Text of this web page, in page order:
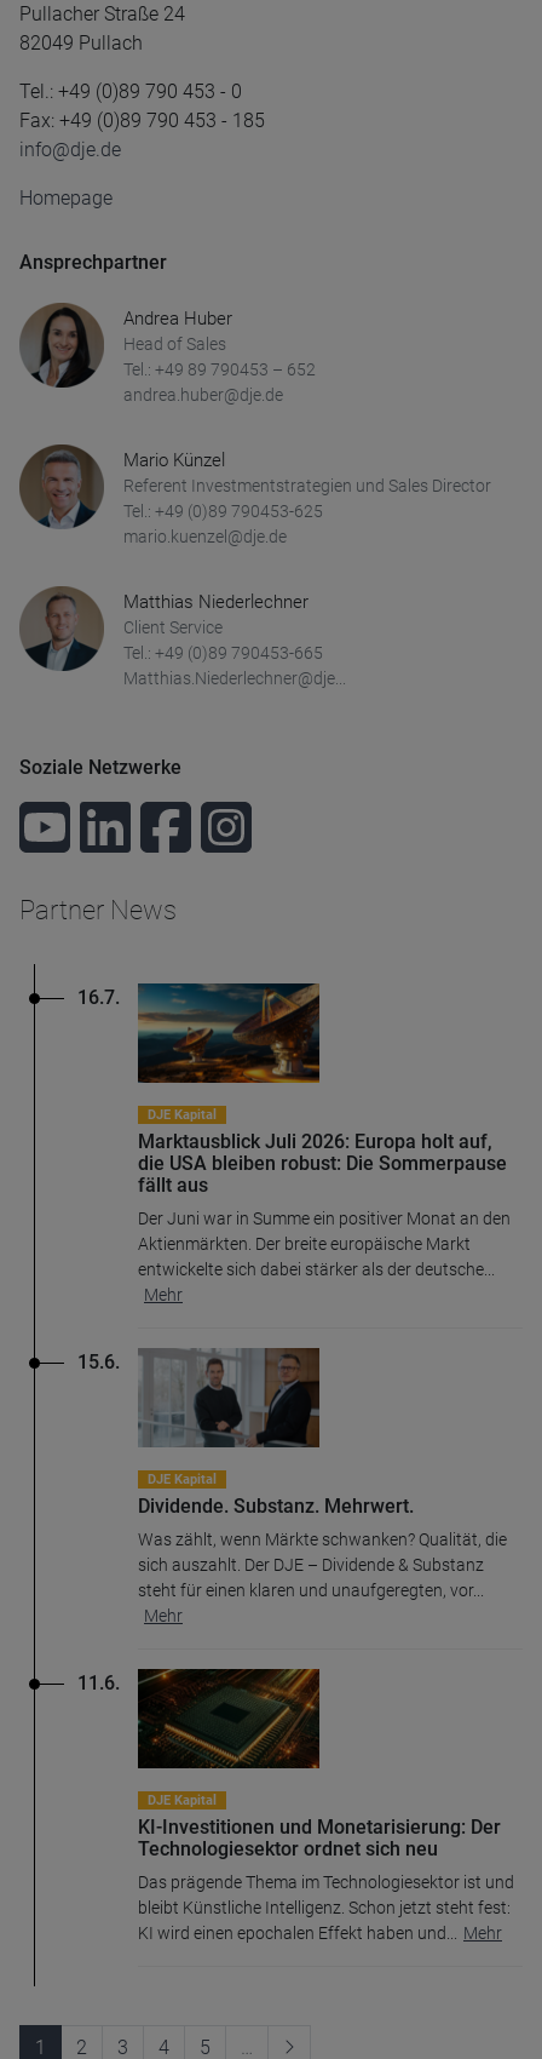
Pullacher Straße 24
82049 Pullach
Tel.: +49 (0)89 790 453 - 0
Fax: +49 (0)89 790 453 - 185
info@dje.de
Homepage
Ansprechpartner
Andrea Huber
Head of Sales
Tel.: +49 89 790453 – 652
andrea.huber@dje.de
Mario Künzel
Referent Investmentstrategien und Sales Director
Tel.: +49 (0)89 790453-625
mario.kuenzel@dje.de
Matthias Niederlechner
Client Service
Tel.: +49 (0)89 790453-665
Matthias.Niederlechner@dje...
Soziale Netzwerke
Partner News
16.7.
DJE Kapital
Marktausblick Juli 2026: Europa holt auf,
die USA bleiben robust: Die Sommerpause
fällt aus
Der Juni war in Summe ein positiver Monat an den
Aktienmärkten. Der breite europäische Markt
entwickelte sich dabei stärker als der deutsche
Mehr
15.6.
DJE Kapital
Dividende. Substanz. Mehrwert.
Was zählt, wenn Märkte schwanken? Qualität, die
sich auszahlt. Der DJE – Dividende & Substanz
steht für einen klaren und unaufgeregten, vor...
Mehr
11.6.
DJE Kapital
KI-Investitionen und Monetarisierung: Der
Technologiesektor ordnet sich neu
Das prägende Thema im Technologiesektor ist und
bleibt Künstliche Intelligenz. Schon jetzt steht fest:
KI wird einen epochalen Effekt haben und
Mehr
1 2 3 4 5 …